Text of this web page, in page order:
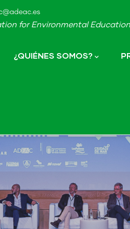
for Environmental
¿QUIÉNES SOMOS?